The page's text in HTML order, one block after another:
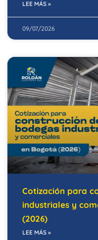
LEE MÁS »
09/07/2026
Cotización para
industriales y
(2026)
LEE MÁS »